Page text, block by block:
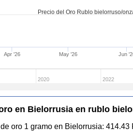
Precio del Oro Rublo bielorruso/
Apr '26 May '26 Jun
2020 2022
en Bielorrusia en rublo
oro 1 gramo en Bielorrusia: 414.43